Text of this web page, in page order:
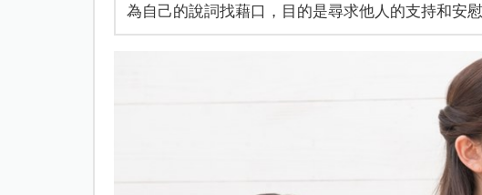
為自己的說詞找藉口，目的是尋求他人的支持和安慰